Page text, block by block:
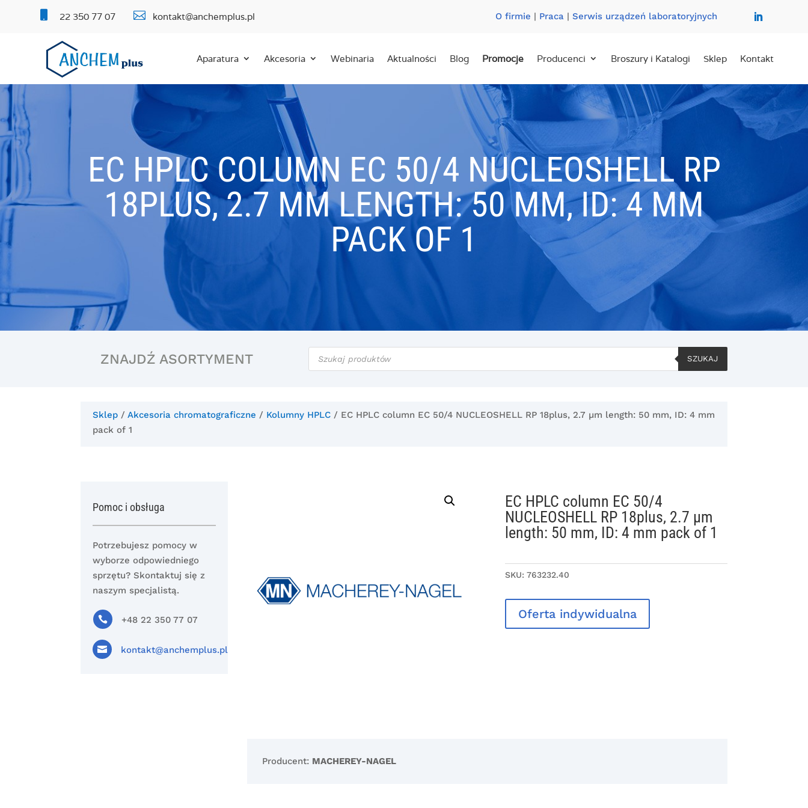
22 350 77 07  kontakt@anchemplus.pl O firmie | Praca| Serwis urządzeń laboratoryjnych
Aparatura Akcesoria Webinaria Aktualności Blog Promocje Producenci Broszury i Katalogi Sklep Kontakt
EC HPLC COLUMN EC 50/4 NUCLEOSHELL RP
18PLUS, 2.7 ΜM LENGTH: 50 MM, ID: 4 MM
PACK OF 1
ZNAJDŹ ASORTYMENT
Wyszukiwarka
produktów
SZUKAJ
Sklep /Akcesoria chromatograficzne / Kolumny HPLC / EC HPLC column EC 50/4 NUCLEOSHELL RP 18plus, 2.7 µm length: 50 mm, ID: 4 mm
pack of 1
Pomoc i obsługa
Potrzebujesz pomocy w
wyborze odpowiedniego
sprzętu? Skontaktuj się z
naszym specjalistą.
 +48 22 350 77 07
 kontakt@anchemplus.pl
EC HPLC column EC 50/4
NUCLEOSHELL RP 18plus, 2.7 µm
length: 50 mm, ID: 4 mm pack of 1
SKU:763232.40
Oferta indywidualna
Producent: MACHEREY-NAGEL